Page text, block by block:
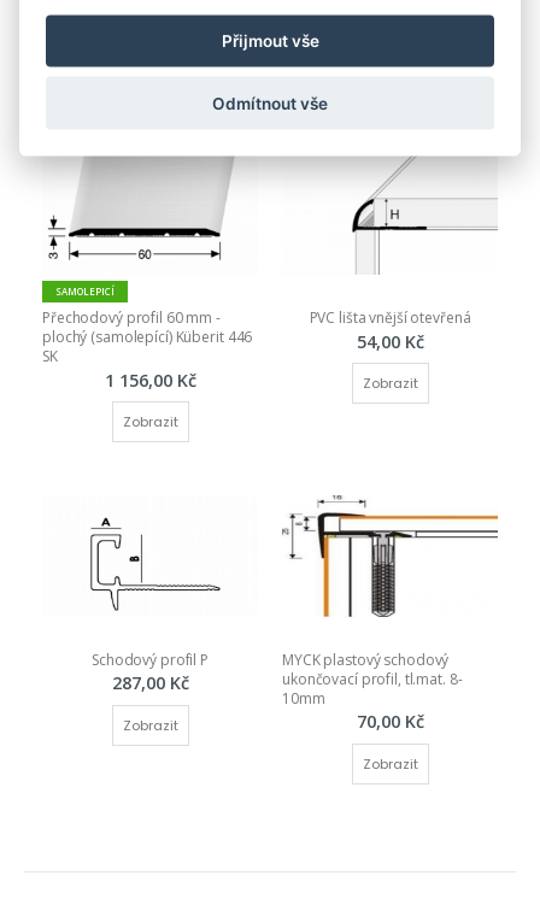
Nejnovější produkty
SAMOLEPICÍ
Přechodový profil 60 mm -
plochý (samolepící) Küberit 446
SK
1 156,00 Kč
Zobrazit
PVC lišta vnější otevřená
54,00 Kč
Zobrazit
Schodový profil P
287,00 Kč
Zobrazit
MYCK plastový schodový
ukončovací profil, tl.mat. 8-
10mm
70,00 Kč
Zobrazit
Přijmout vše
Odmítnout vše